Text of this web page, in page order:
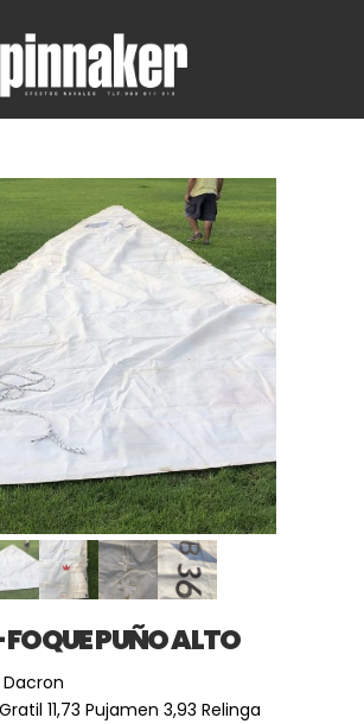
FOQUE PUÑO ALTO
Dacron
11,73 Pujamen 3,93 Relinga